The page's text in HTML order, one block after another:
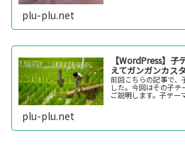
plu-plu.net
【WordPress】
えてガンガンカス
前回こちらの記事で、
した。今回はその子
ご説明します。子テー
plu-plu.net